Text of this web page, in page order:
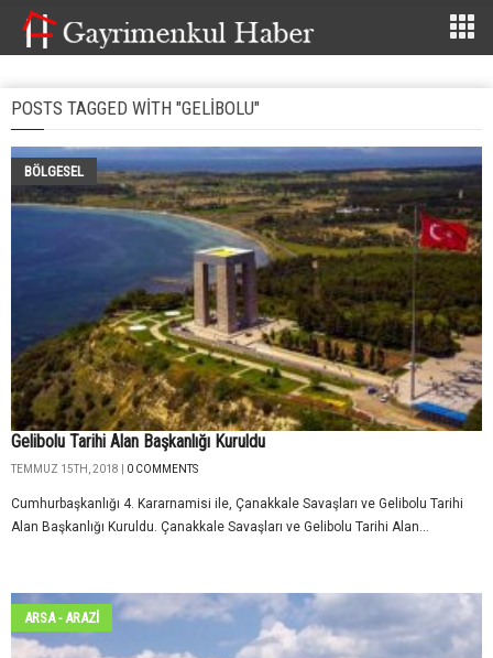
POSTS TAGGED WITH "GELIBOLU"
BÖLGESEL
Gelibolu Tarihi Alan Başkanlığı Kuruldu
TEMMUZ 15TH, 2018 | 0 COMMENTS
Cumhurbaşkanlığı 4. Kararnamisi ile, Çanakkale Savaşları ve Gelibolu Tarihi
Alan Başkanlığı Kuruldu. Çanakkale Savaşları ve Gelibolu Tarihi Alan...
ARSA - ARAZİ